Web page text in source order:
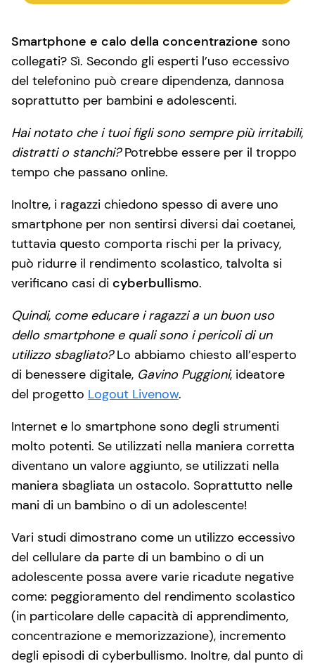
Smartphone e calo della concentrazione sono
collegati? Sì. Secondo gli esperti l’uso eccessivo
del telefonino può creare dipendenza, dannosa
soprattutto per bambini e adolescenti.
Hai notato che i tuoi figli sono sempre più irritabili,
distratti o stanchi?Potrebbe essere per il troppo
tempo che passano online.
Inoltre, i ragazzi chiedono spesso di avere uno
smartphone per non sentirsi diversi dai coetanei,
tuttavia questo comporta rischi per la privacy,
può ridurre il rendimento scolastico, talvolta si
verificano casi di cyberbullismo.
Quindi, come educare i ragazzi a un buon uso
dello smartphone e quali sono i pericoli di un
utilizzo sbagliato?Lo abbiamo chiesto all’esperto
di benessere digitale, Gavino Puggioni, ideatore
del progetto Logout Livenow.
Internet e lo smartphone sono degli strumenti
molto potenti. Se utilizzati nella maniera corretta
diventano un valore aggiunto, se utilizzati nella
maniera sbagliata un ostacolo. Soprattutto nelle
mani di un bambino o di un adolescente!
Vari studi dimostrano come un utilizzo eccessivo
del cellulare da parte di un bambino o di un
adolescente possa avere varie ricadute negative
come: peggioramento del rendimento scolastico
(in particolare delle capacità di apprendimento,
concentrazione e memorizzazione), incremento
degli episodi di cyberbullismo. Inoltre, dal punto di